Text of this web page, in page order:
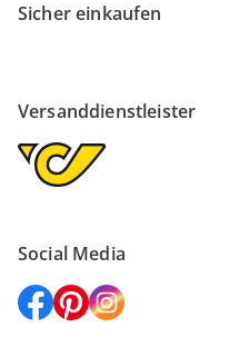
Sicher einkaufen
Versanddienstleister
Social Media